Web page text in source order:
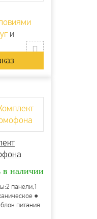
и
в наличии
панели,1
●
питания